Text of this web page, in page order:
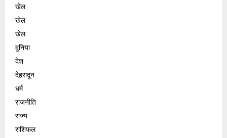
खेल
खेल
खेल
दुनिया
देश
देहरादून
धर्म
राजनीति
राज्य
राशिफल